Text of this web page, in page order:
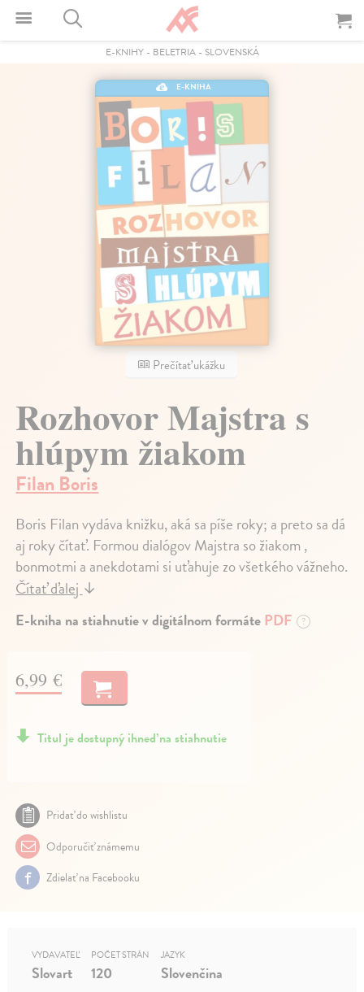
E-KNIHY- BELETRIA- SLOVENSKÁ
E-KNIHA
Prečítať ukážku
Rozhovor Majstra s
hlúpym žiakom
Filan Boris
Boris Filan vydáva knižku, aká sa píše roky; a preto sa dá
aj roky čítať. Formou dialógov Majstra so žiakom ,
bonmotmi a anekdotami si uťahuje zo všetkého vážneho.
Čítať ďalej↓
E-kniha na stiahnutie v digitálnom formátePDF ?
6,99 €
Titul je dostupný ihneď na stiahnutie
Pridať do wishlistu
Odporučiť známemu
Zdielať na Facebooku
VYDAVATEĽ
Slovart
POČET STRÁN
120
JAZYK
Slovenčina